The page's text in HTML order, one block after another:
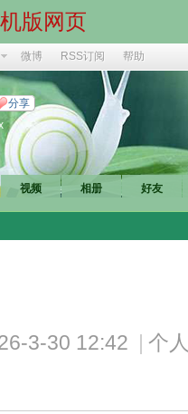
版网页
微博 RSS订阅 帮助
分享
视频 相册 好友
3-30 12:42
个